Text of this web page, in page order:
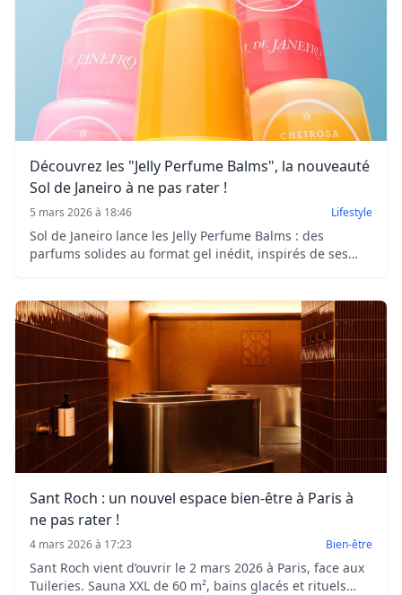
Découvrez les "Jelly Perfume Balms", la nouveauté
Sol de Janeiro à ne pas rater !
5 mars 2026 à 18:46 Lifestyle
Sol de Janeiro lance les Jelly Perfume Balms : des
parfums solides au format gel inédit, inspirés de ses
Sant Roch : un nouvel espace bien-être à Paris à
ne pas rater !
4 mars 2026 à 17:23 Bien-être
Sant Roch vient d’ouvrir le 2 mars 2026 à Paris, face aux
Tuileries. Sauna XXL de 60 m², bains glacés et rituels